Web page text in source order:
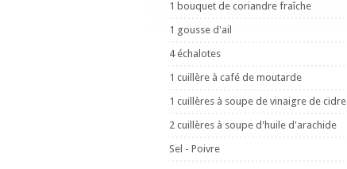
1 bouquet de coriandre fraîche
1 gousse d'ail
4 échalotes
1 cuillère à café de moutarde
1 cuillères à soupe de vinaigre de cidre
2 cuillères à soupe d'huile d'arachide
Sel - Poivre